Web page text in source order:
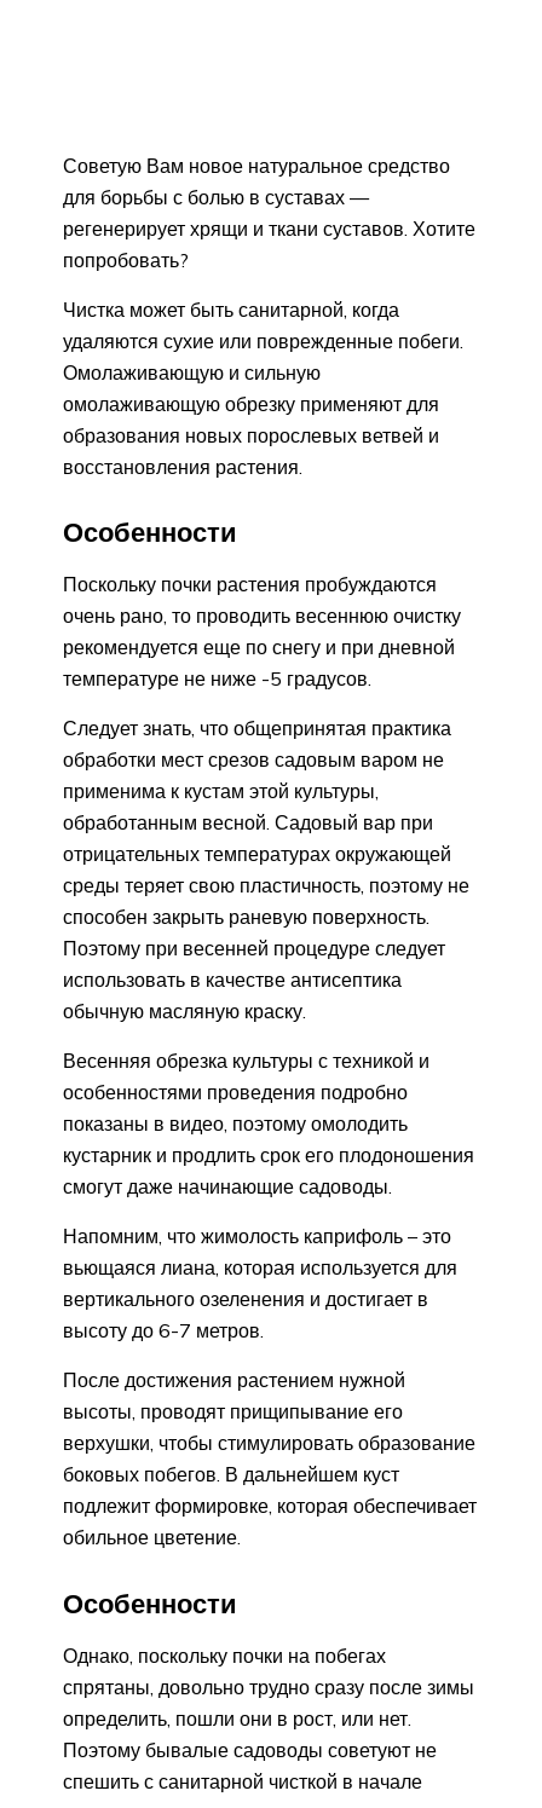
Советую Вам новое натуральное средство
для борьбы с болью в суставах —
регенерирует хрящи и ткани суставов. Хотите
попробовать?
Чистка может быть санитарной, когда
удаляются сухие или поврежденные побеги.
Омолаживающую и сильную
омолаживающую обрезку применяют для
образования новых порослевых ветвей и
восстановления растения.
Особенности
Поскольку почки растения пробуждаются
очень рано, то проводить весеннюю очистку
рекомендуется еще по снегу и при дневной
температуре не ниже -5 градусов.
Следует знать, что общепринятая практика
обработки мест срезов садовым варом не
применима к кустам этой культуры,
обработанным весной. Садовый вар при
отрицательных температурах окружающей
среды теряет свою пластичность, поэтому не
способен закрыть раневую поверхность.
Поэтому при весенней процедуре следует
использовать в качестве антисептика
обычную масляную краску.
Весенняя обрезка культуры с техникой и
особенностями проведения подробно
показаны в видео, поэтому омолодить
кустарник и продлить срок его плодоношения
смогут даже начинающие садоводы.
Напомним, что жимолость каприфоль – это
вьющаяся лиана, которая используется для
вертикального озеленения и достигает в
высоту до 6-7 метров.
После достижения растением нужной
высоты, проводят прищипывание его
верхушки, чтобы стимулировать образование
боковых побегов. В дальнейшем куст
подлежит формировке, которая обеспечивает
обильное цветение.
Особенности
Однако, поскольку почки на побегах
спрятаны, довольно трудно сразу после зимы
определить, пошли они в рост, или нет.
Поэтому бывалые садоводы советуют не
спешить с санитарной чисткой в начале